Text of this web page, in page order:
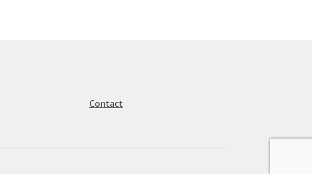
Contact